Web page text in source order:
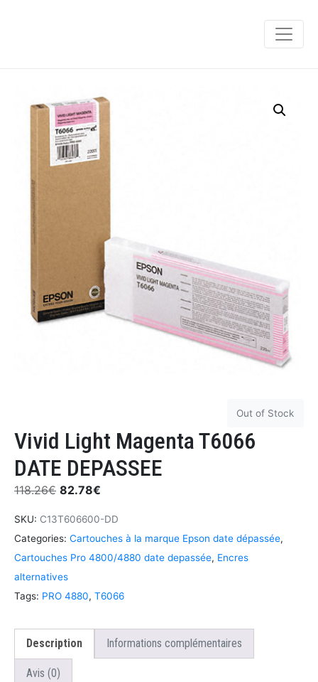
Out of Stock
Vivid Light Magenta T6066
DATE DEPASSEE
118.26€ 82.78€
SKU: C13T606600-DD
Categories: Cartouches à la marque Epson date dépassée,
Cartouches Pro 4800/4880 date depassée, Encres
alternatives
Tags: PRO 4880, T6066
Description Informations complémentaires
Avis (0)